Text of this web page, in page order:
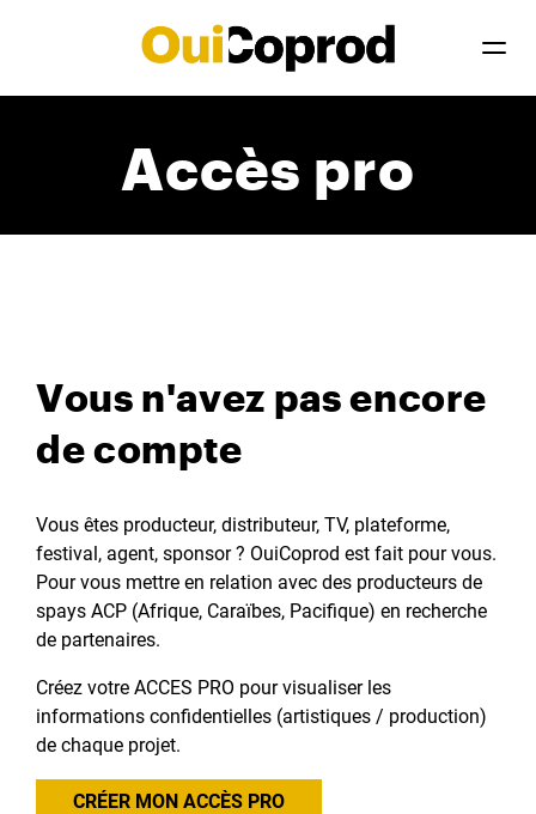
Accès pro
Vous n'avez pas encore
de compte
Vous êtes producteur, distributeur, TV, plateforme,
festival, agent, sponsor ? OuiCoprod est fait pour vous.
Pour vous mettre en relation avec des producteurs de
spays ACP (Afrique, Caraïbes, Pacifique) en recherche
de partenaires.
Créez votre ACCES PRO pour visualiser les
informations confidentielles (artistiques / production)
de chaque projet.
CRÉER MON ACCÈS PRO